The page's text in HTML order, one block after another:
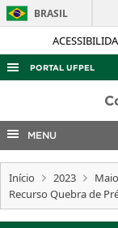
BRASIL
PORTAL UFPEL
ACESSO À
AUDITORIA
COBALTO
CONCURSOS
MENU
Início 2023 Maio
Recurso Quebra de